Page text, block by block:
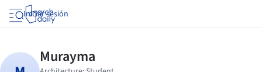
Iniciar sesión